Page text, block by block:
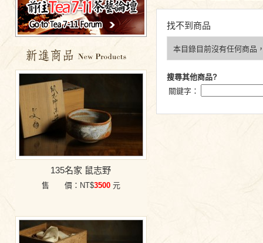
135名家 鼠志野
售 價：NT$3500 元
找不到商品
本目錄目前沒有任何商品
搜尋其他商品?
關鍵字：